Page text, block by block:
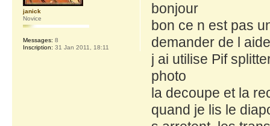
bonjour
bon ce n est pas
demander de l aide
j ai utilise Pif
photo
la decoupe et la
quand je lis le
janick
Novice
Messages: 8
Inscription: 31 Jan 2011, 18:11